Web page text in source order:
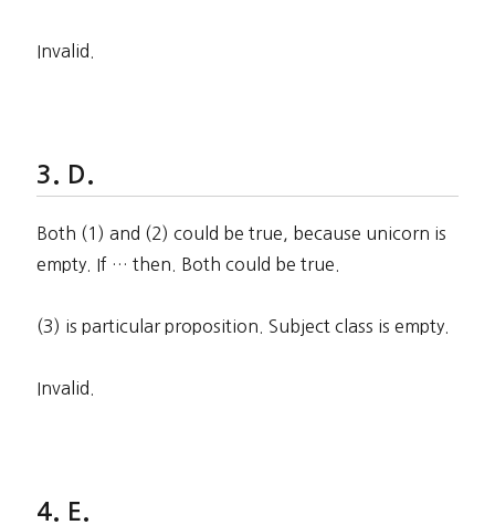
Invalid.
D.
Both (1) and (2) could be true, because unicorn is
empty. If … then. Both could be true.
(3) is particular proposition. Subject class is empty.
Invalid.
E.